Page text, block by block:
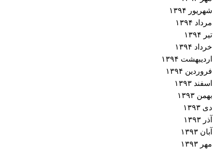
شهریور ۱۳۹۴
مرداد ۱۳۹۴
تیر ۱۳۹۴
خرداد ۱۳۹۴
اردیبهشت ۱۳۹۴
فروردین ۱۳۹۴
اسفند ۱۳۹۳
بهمن ۱۳۹۳
دی ۱۳۹۳
آذر ۱۳۹۳
آبان ۱۳۹۳
مهر ۱۳۹۳